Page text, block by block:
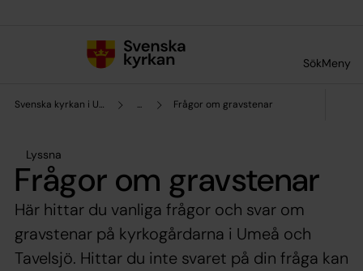
SökMeny
Svenska kyrkan i Umeå ... Frågor om gravstenar
Lyssna
Frågor om gravstenar
Här hittar du vanliga frågor och svar om
gravstenar på kyrkogårdarna i Umeå och
Tavelsjö. Hittar du inte svaret på din fråga kan